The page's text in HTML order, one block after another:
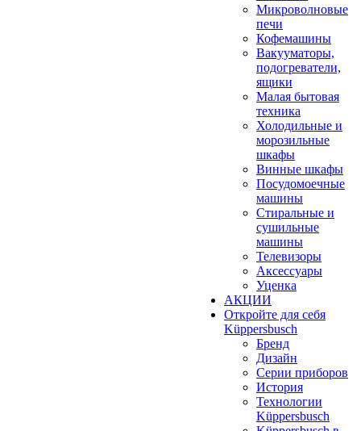
Микроволновые
печи
Кофемашины
Вакууматоры,
подогреватели,
ящики
Малая бытовая
техника
Холодильные и
морозильные
шкафы
Винные шкафы
Посудомоечные
машины
Стиральные и
сушильные
машины
Телевизоры
Аксессуары
Уценка
АКЦИИ
Откройте для себя
Küppersbusch
Бренд
Дизайн
Серии приборов
История
Технологии
Küppersbusch